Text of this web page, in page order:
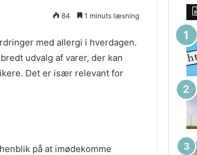
84 1 minuts læsning
med allergi i hverdagen.
udvalg af varer, der kan
Det er især relevant for
på at imødekomme